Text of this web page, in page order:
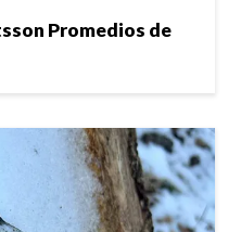
Promedios de